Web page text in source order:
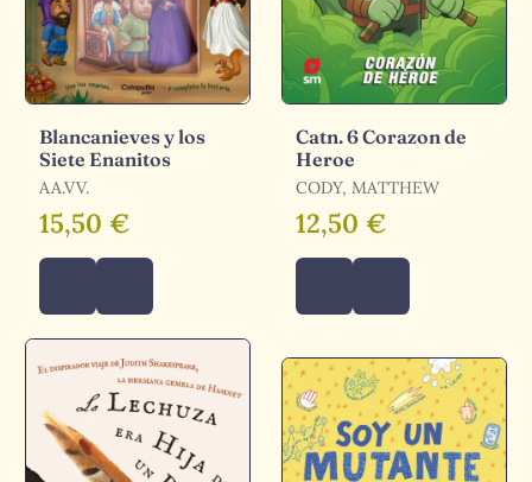
Blancanieves y los
Siete Enanitos
AA.VV.
15,50 €
Catn. 6 Corazon de
Heroe
CODY, MATTHEW
12,50 €